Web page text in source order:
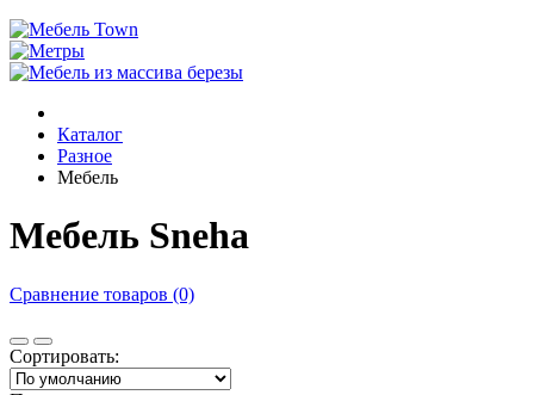
Каталог
Разное
Мебель
Мебель Sneha
Сравнение товаров (0)
Сортировать: